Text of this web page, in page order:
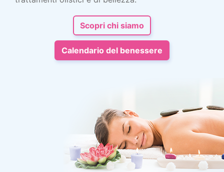
Scopri chi siamo
Calendario del benessere